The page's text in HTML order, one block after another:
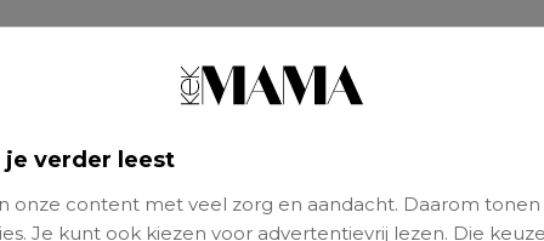
je verder leest
onze content met veel zorg en aandacht. Daarom tonen
Je kunt ook kiezen voor advertentievrij lezen. Die